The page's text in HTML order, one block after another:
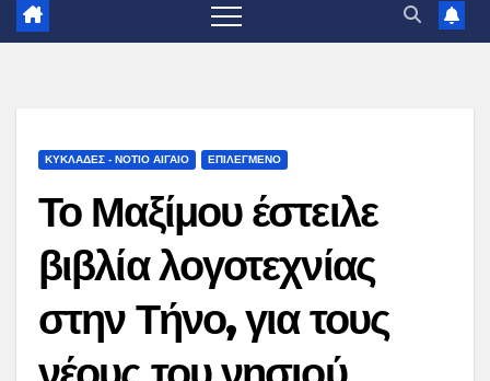
ΚΥΚΛΑΔΕΣ - ΝΟΤΙΟ ΑΙΓΑΙΟ ΕΠΙΛΕΓΜΕΝΟ
Το Μαξίμου έστειλε
βιβλία λογοτεχνίας
στην Τήνο, για τους